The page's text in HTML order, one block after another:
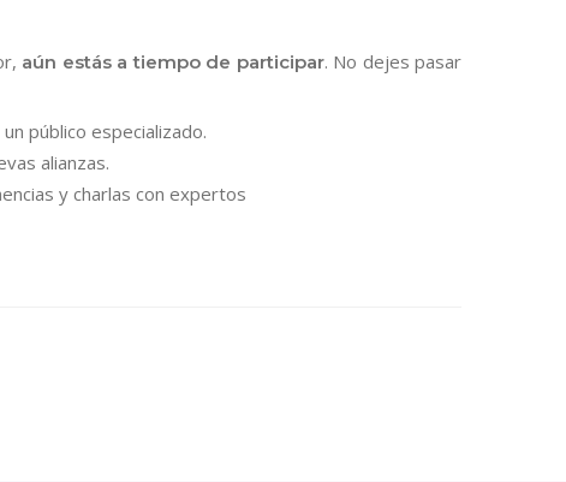
aún estás a tiempo de participar. No dejes pasar
público especializado.
alianzas.
y charlas con expertos